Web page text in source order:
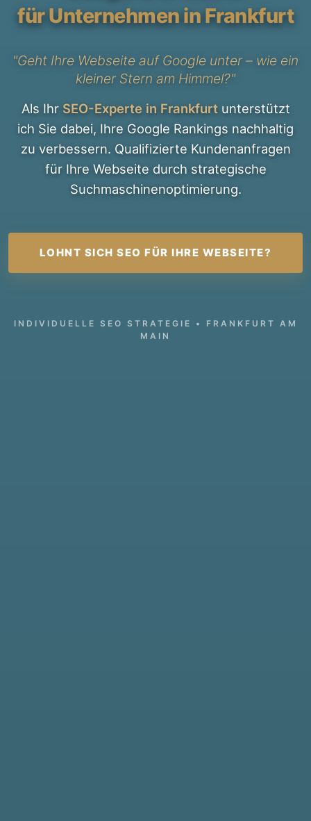
für Unternehmen in Frankfurt
"Geht Ihre Webseite auf Google unter – wie ein
kleiner Stern am Himmel?"
Als Ihr SEO-Experte in Frankfurtunterstützt
ich Sie dabei, Ihre Google Rankings nachhaltig
zu verbessern. Qualifizierte Kundenanfragen
für Ihre Webseite durch strategische
Suchmaschinenoptimierung.
LOHNT SICH SEO FÜR IHRE WEBSEITE?
INDIVIDUELLE SEO STRATEGIE • FRANKFURT AM
MAIN